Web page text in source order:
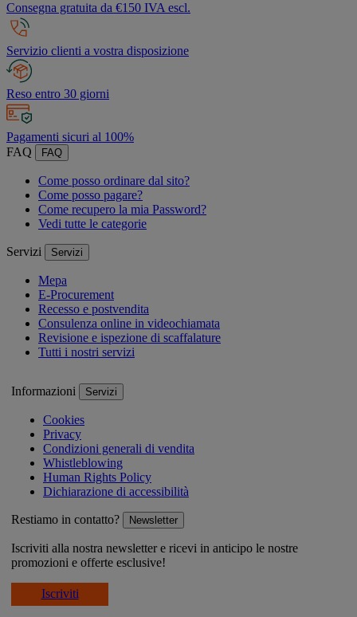
Consegna gratuita da €150 IVA escl.
Servizio clienti a vostra disposizione
Reso entro 30 giorni
Pagamenti sicuri al 100%
FAQ
FAQ
Come posso ordinare dal sito?
Come posso pagare?
Come recupero la mia Password?
Vedi tutte le categorie
Servizi Servizi
Mepa
E-Procurement
Recesso e postvendita
Consulenza online in videochiamata
Revisione e ispezione di scaffalature
Tutti i nostri servizi
Informazioni Servizi
Cookies
Privacy
Condizioni generali di vendita
Whistleblowing
Human Rights Policy
Dichiarazione di accessibilità
Restiamo in contatto? Newsletter
Iscriviti alla nostra newsletter e ricevi in anticipo le nostre
promozioni e offerte esclusive!
Iscriviti